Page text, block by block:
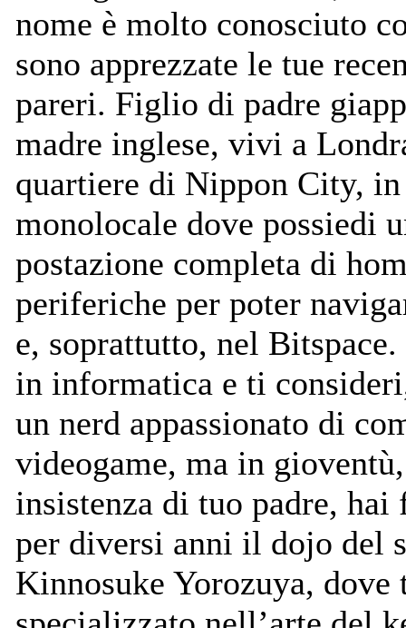
nome è molto conosciuto
sono apprezzate le tue
pareri. Figlio di padre
madre inglese, vivi a
quartiere di Nippon City,
monolocale dove possiedi
postazione completa di
periferiche per poter
e, soprattutto, nel
in informatica e ti
un nerd appassionato di
videogame, ma in
insistenza di tuo padre, hai
per diversi anni il dojo del
Kinnosuke Yorozuya, dove